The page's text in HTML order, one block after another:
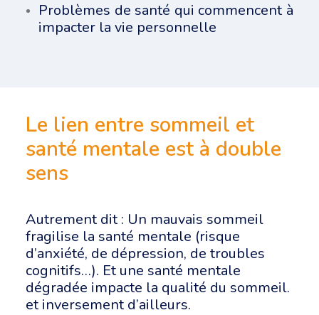
Problèmes de santé qui commencent à
impacter la vie personnelle
Le lien entre sommeil et
santé mentale est à double
sens
Autrement dit : Un mauvais sommeil
fragilise la santé mentale (risque
d’anxiété, de dépression, de troubles
cognitifs…). Et une santé mentale
dégradée impacte la qualité du sommeil.
et inversement d’ailleurs.